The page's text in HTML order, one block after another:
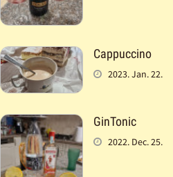
Cappuccino
2023. Jan. 22.
GinTonic
2022. Dec. 25.